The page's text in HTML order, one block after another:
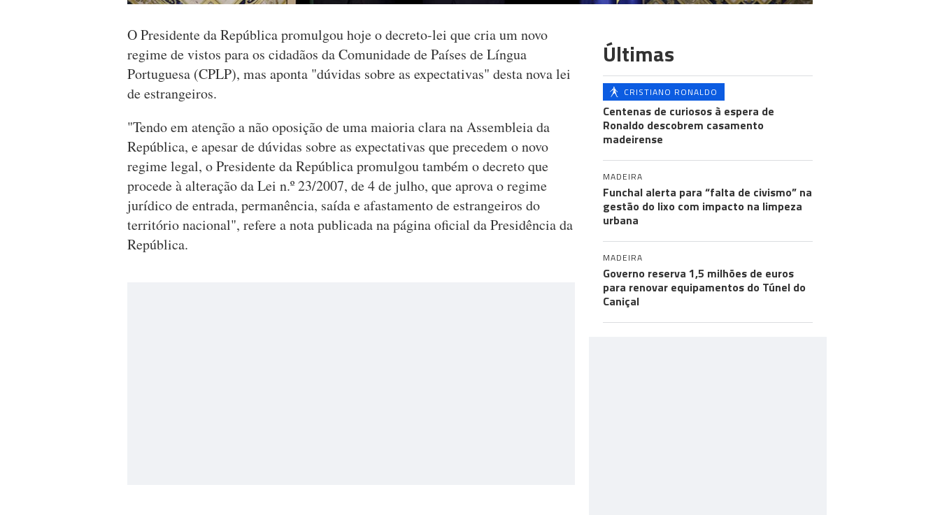
O Presidente da República promulgou hoje o decreto-lei que cria um novo
regime de vistos para os cidadãos da Comunidade de Países de Língua
Portuguesa (CPLP), mas aponta "dúvidas sobre as expectativas" desta nova lei
de estrangeiros.
"Tendo em atenção a não oposição de uma maioria clara na Assembleia da
República, e apesar de dúvidas sobre as expectativas que precedem o novo
regime legal, o Presidente da República promulgou também o decreto que
procede à alteração da Lei n.º 23/2007, de 4 de julho, que aprova o regime
jurídico de entrada, permanência, saída e afastamento de estrangeiros do
território nacional", refere a nota publicada na página oficial da Presidência da
República.
Últimas
CRISTIANO RONALDO
Centenas de curiosos à espera de
Ronaldo descobrem casamento
madeirense
MADEIRA
Funchal alerta para “falta de civismo” na
gestão do lixo com impacto na limpeza
urbana
MADEIRA
Governo reserva 1,5 milhões de euros
para renovar equipamentos do Túnel do
Caniçal